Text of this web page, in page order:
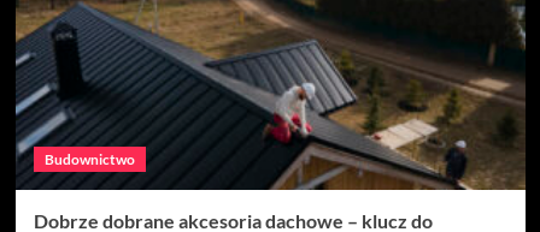
Budownictwo
Dobrze dobrane akcesoria dachowe – klucz do